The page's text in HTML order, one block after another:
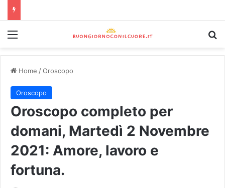
Home /Oroscopo
Oroscopo
Oroscopo completo per
domani, Martedì 2 Novembre
2021: Amore, lavoro e
fortuna.